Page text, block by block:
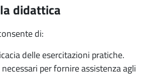
didattica
di:
delle esercitazioni pratiche.
per fornire assistenza agli